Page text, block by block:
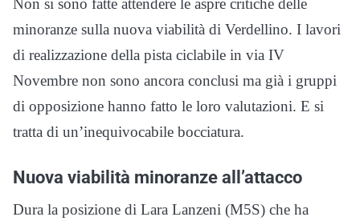
Non si sono fatte attendere le aspre critiche delle
minoranze sulla nuova viabilità di Verdellino. I lavori
di realizzazione della pista ciclabile in via IV
Novembre non sono ancora conclusi ma già i gruppi
di opposizione hanno fatto le loro valutazioni. E si
tratta di un’inequivocabile bocciatura.
Nuova viabilità minoranze all’attacco
Dura la posizione di Lara Lanzeni (M5S) che ha